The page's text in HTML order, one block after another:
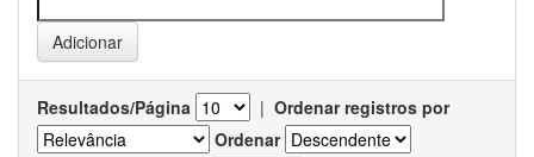
Resultados/Página | Ordenar registros por
Ordenar